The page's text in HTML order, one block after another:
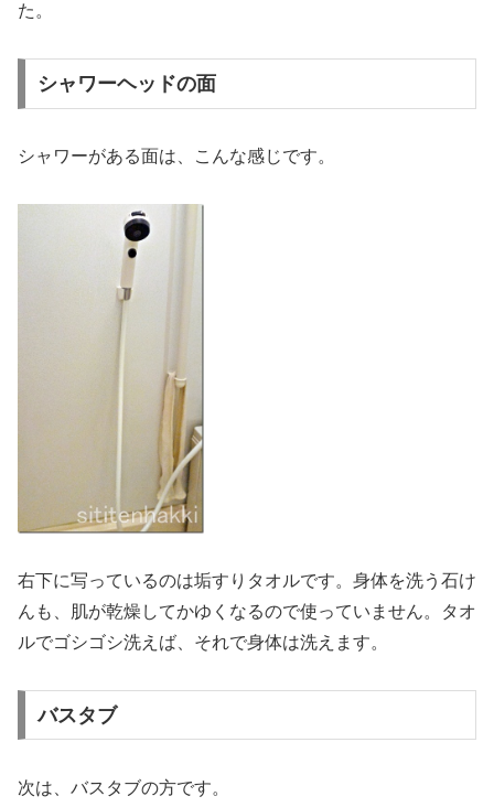
た。
シャワーヘッドの面
シャワーがある面は、こんな感じです。
右下に写っているのは垢すりタオルです。身体を洗う石け
んも、肌が乾燥してかゆくなるので使っていません。タオ
ルでゴシゴシ洗えば、それで身体は洗えます。
バスタブ
次は、バスタブの方です。